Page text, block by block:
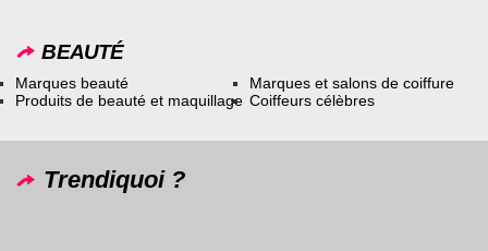
BEAUTÉ
Marques beauté
Produits de beauté et maquillage
Marques et salons de coiffure
Coiffeurs célèbres
Trendiquoi ?